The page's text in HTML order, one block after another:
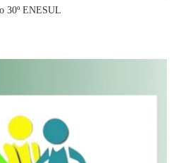
30º ENESUL